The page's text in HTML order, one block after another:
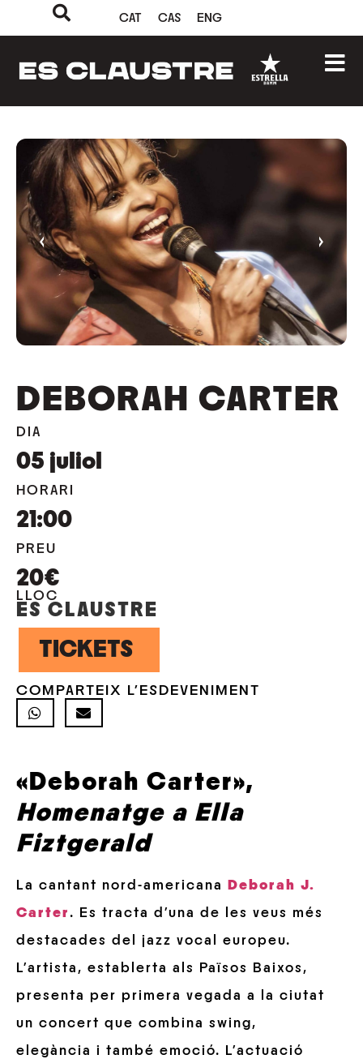
CAT CAS ENG
‹ ›
DEBORAH CARTER
DIA
05 juliol
HORARI
21:00
PREU
20€
LLOC
ES CLAUSTRE
TICKETS
COMPARTEIX L'ESDEVENIMENT
«Deborah Carter»,
Homenatge a Ella
Fiztgerald
La cantant nord-americana
Deborah J.
Carter. Es tracta d’una de les veus més
destacades del jazz vocal europeu.
L’artista, establerta als Països Baixos,
presenta per primera vegada a la ciutat
un concert que combina swing,
elegància i també emoció. L’actuació